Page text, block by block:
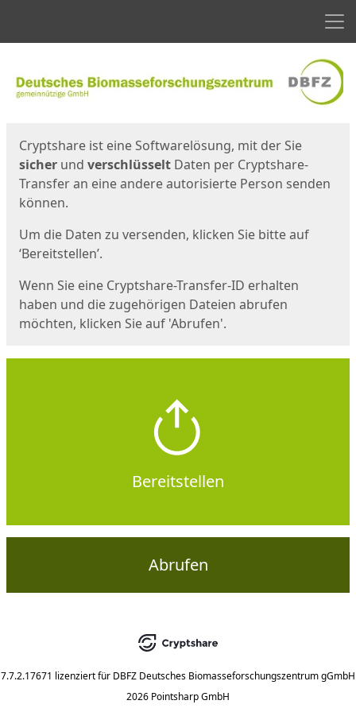
Cryptshare ist eine Softwarelösung, mit der Sie
sicher und verschlüsselt Daten per Cryptshare-
Transfer an eine andere autorisierte Person senden
können.
Um die Daten zu versenden, klicken Sie bitte auf
‘Bereitstellen’.
Wenn Sie eine Cryptshare-Transfer-ID erhalten
haben und die zugehörigen Dateien abrufen
möchten, klicken Sie auf 'Abrufen'.
Bereitstellen
Abrufen
7.7.2.17671 lizenziert für DBFZ Deutsches Biomasseforschungszentrum gGmbH
2026 Pointsharp GmbH